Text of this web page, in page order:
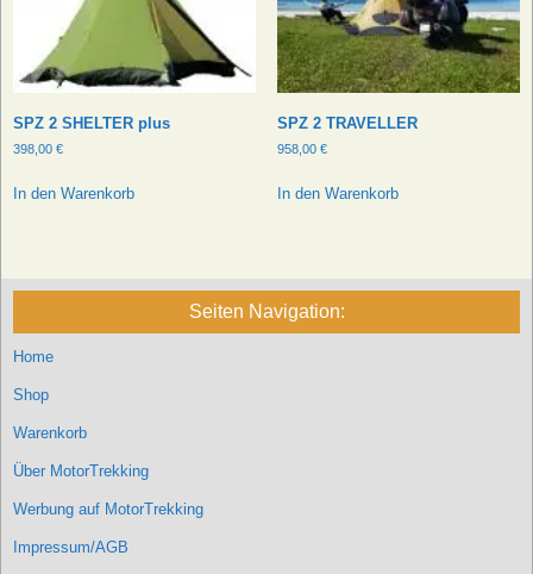
SPZ 2 SHELTER plus
398,00 €
In den Warenkorb
SPZ 2 TRAVELLER
958,00 €
In den Warenkorb
Seiten Navigation:
Home
Shop
Warenkorb
Über MotorTrekking
Werbung auf MotorTrekking
Impressum/AGB